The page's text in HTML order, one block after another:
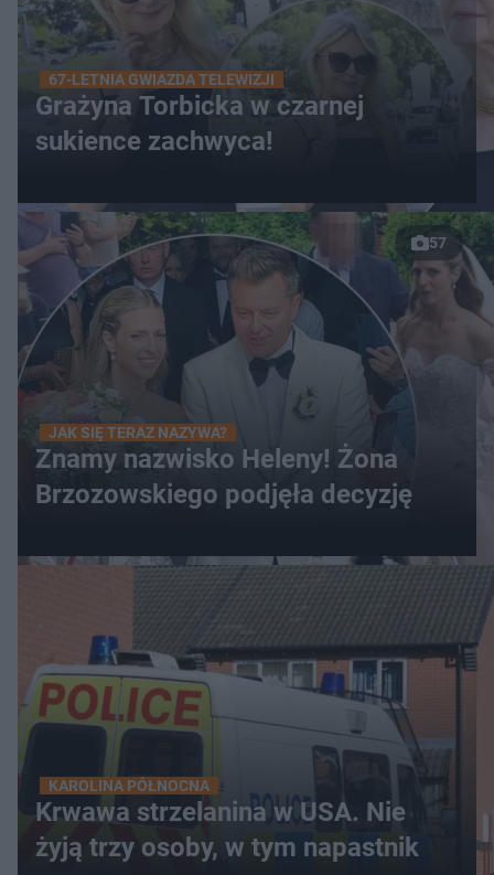
67-LETNIA GWIAZDA TELEWIZJI
Grażyna Torbicka w czarnej
sukience zachwyca!
57
JAK SIĘ TERAZ NAZYWA?
Znamy nazwisko Heleny! Żona
Brzozowskiego podjęła decyzję
KAROLINA PÓŁNOCNA
Krwawa strzelanina w USA. Nie
żyją trzy osoby, w tym napastnik